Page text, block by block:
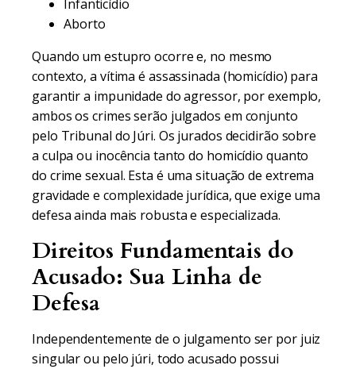
Infanticídio
Aborto
Quando um estupro ocorre e, no mesmo
contexto, a vítima é assassinada (homicídio) para
garantir a impunidade do agressor, por exemplo,
ambos os crimes serão julgados em conjunto
pelo Tribunal do Júri. Os jurados decidirão sobre
a culpa ou inocência tanto do homicídio quanto
do crime sexual. Esta é uma situação de extrema
gravidade e complexidade jurídica, que exige uma
defesa ainda mais robusta e especializada.
Direitos Fundamentais do
Acusado: Sua Linha de
Defesa
Independentemente de o julgamento ser por juiz
singular ou pelo júri, todo acusado possui